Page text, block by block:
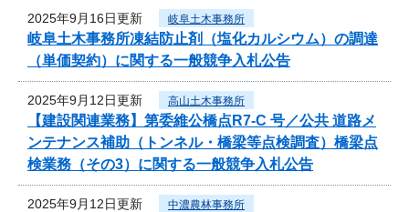
2025年9月16日更新 岐阜土木事務所
岐阜土木事務所凍結防止剤（塩化カルシウム）の調達
（単価契約）に関する一般競争入札公告
2025年9月12日更新 高山土木事務所
【建設関連業務】第委維公橋点R7-C 号／公共 道路メ
ンテナンス補助（トンネル・橋梁等点検調査）橋梁点
検業務（その3）に関する一般競争入札公告
2025年9月12日更新 中濃農林事務所